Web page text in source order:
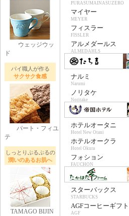
ウェッジウッ
ド
パイ職人が作る
サクサク食感
パート・フィユ
テ
しっとりぷるぷるの
潤いのあるお肌へ
TAMAGO BIJIN
PURASUMAINASUZERO
マイヤー
MEYER
フィスラー
FISSLER
アルメダールス
ALMEDAHLS
ナルミ
Narumi
ノリタケ
Noritake
ホテルオータニ
Hotel New Otani
ホテルオークラ
Hotel Okura
フォション
FAUCHON
スターバックス
STARBUCKS
AGFコーヒーギフト
AGF